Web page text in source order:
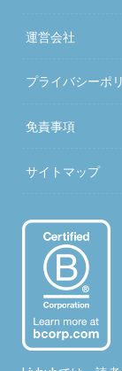
運営会社
プライバシーポ
免責事項
サイトマップ